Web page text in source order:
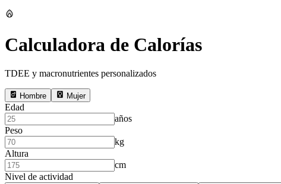
Calculadora de Calorías
TDEE y macronutrientes personalizados
Hombre Mujer
Edad
años
Peso
kg
Altura
cm
Nivel de actividad